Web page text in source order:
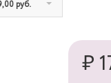
руб.
₽